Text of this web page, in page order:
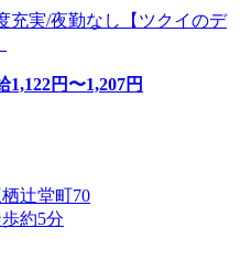
充実/夜勤なし【ツクイのデ
1,122円〜1,207円
辻堂町70
約5分